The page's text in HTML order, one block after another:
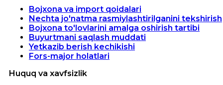
Bojxona va import qoidalari
Nechta jo'natma rasmiylashtirilganini tekshirish
Bojxona to'lovlarini amalga oshirish tartibi
Buyurtmani saqlash muddati
Yetkazib berish kechikishi
Fors-major holatlari
Huquq va xavfsizlik